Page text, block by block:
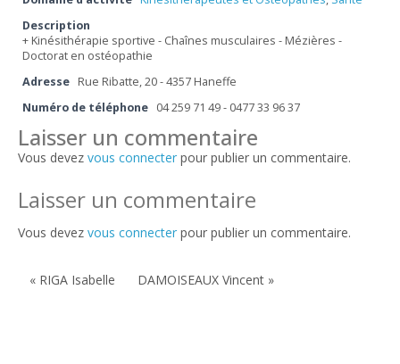
Description
+ Kinésithérapie sportive - Chaînes musculaires - Mézières -
Doctorat en ostéopathie
Adresse Rue Ribatte, 20 - 4357 Haneffe
Numéro de téléphone 04 259 71 49 - 0477 33 96 37
Laisser un commentaire
Vous devez vous connecter pour publier un commentaire.
Laisser un commentaire
Vous devez vous connecter pour publier un commentaire.
« RIGA Isabelle DAMOISEAUX Vincent »